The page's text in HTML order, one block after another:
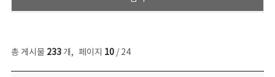
총 게시물 233개, 페이지 10/ 24
보도자료 목록 - 번호, 제목, 작성자, 파일, 조회수, 작성일 정보 제공